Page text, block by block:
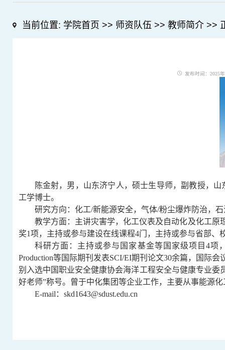
当前位置: 学院首页 >> 师资队伍 >> 教师简介>>
发布时间：2025
陈金射，男，山东济宁人，硕士生导师，副教授，
工学博士。
研究方向：化工/新能源安全， 气体/粉尘爆炸防治，
教学方面：主讲灾害学，化工仪表及自动化及化工原
奖1项，主持或参与建设在线课程4门，主持或参与省部、
科研方面：主持或参与国家基金等国家级项目4项
Production等国际期刊发表SCI/EI期刊论文30余篇，国际会
别入选中国职业安全健康协会海洋工程安全与健康专业
好老师”称号。曾于中化集团等企业工作，主要从事能源化
E-mail ： skd1643@sdust.edu.cn